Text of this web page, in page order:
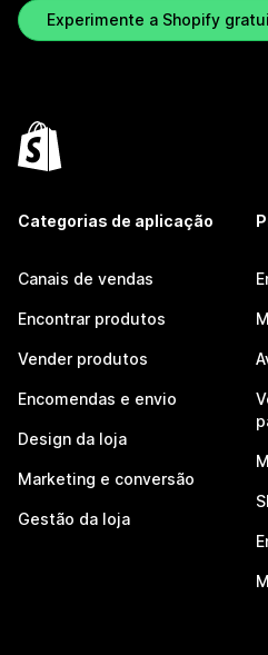
Experimente a Shopify
Categorias de aplicação
Canais de vendas
Encontrar produtos
Vender produtos
Encomendas e envio
Design da loja
Marketing e conversão
Gestão da loja